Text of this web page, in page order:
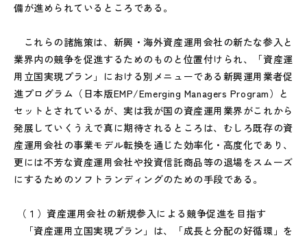
備が進められているところである。
これらの諸施策は、新興・海外資産運用会社の新たな参入と
業界内の競争を促進するためのものと位置付けられ、「資産運
用立国実現プラン」における別メニューである新興運用業者促
進プログラム（日本版EMP/Emerging Managers Program）と
セットとされているが、実は我が国の資産運用業界がこれから
発展していくうえで真に期待されるところは、むしろ既存の資
産運用会社の事業モデル転換を通じた効率化・高度化であり、
更には不芳な資産運用会社や投資信託商品等の退場をスムーズ
にするためのソフトランディングのための手段である。
（１）資産運用会社の新規参入による競争促進を目指す
「資産運用立国実現プラン」は、「成長と分配の好循環」を